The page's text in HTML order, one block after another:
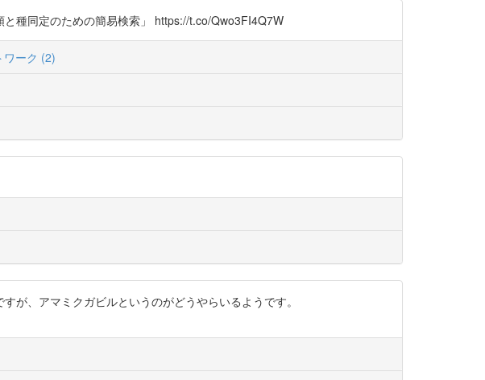
種同定のための簡易検索」 https://t.co/Qwo3FI4Q7W
ワーク (2)
が、アマミクガビルというのがどうやらいるようです。